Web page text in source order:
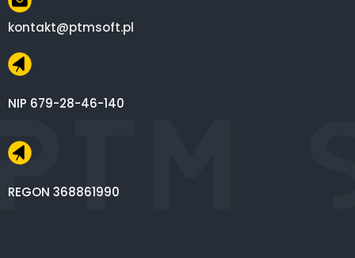
kontakt@ptmsoft.pl
NIP 679-28-46-140
REGON 368861990